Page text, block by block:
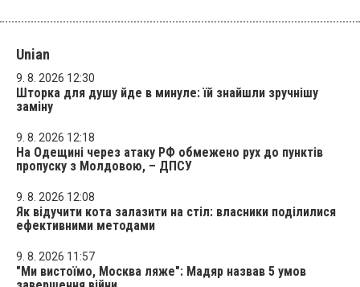
Unian
9. 8. 2026 12:30
Шторка для душу йде в минуле: їй знайшли зручнішу
заміну
9. 8. 2026 12:18
На Одещині через атаку РФ обмежено рух до пунктів
пропуску з Молдовою, – ДПСУ
9. 8. 2026 12:08
Як відучити кота залазити на стіл: власники поділилися
ефективними методами
9. 8. 2026 11:57
"Ми вистоїмо, Москва ляже": Мадяр назвав 5 умов